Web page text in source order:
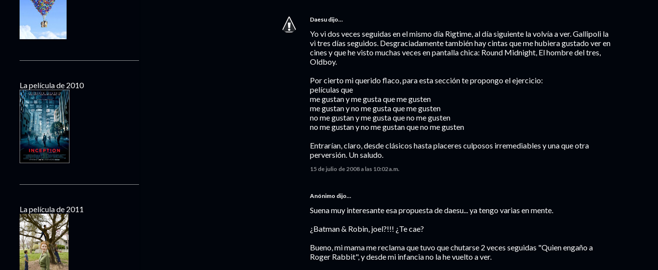
Daesu dijo…
Yo vi dos veces seguidas en el mismo día Rigtime, al día siguiente la volvía a ver. Gallipoli la
vi tres días seguidos. Desgraciadamente también hay cintas que me hubiera gustado ver en
cines y que he visto muchas veces en pantalla chica: Round Midnight, El hombre del tres,
Oldboy.
Por cierto mi querido flaco, para esta sección te propongo el ejercicio:
películas que
me gustan y me gusta que me gusten
me gustan y no me gusta que me gusten
no me gustan y me gusta que no me gusten
no me gustan y no me gustan que no me gusten
Entrarían, claro, desde clásicos hasta placeres culposos irremediables y una que otra
perversión. Un saludo.
15 de julio de 2008 a las 10:02 a.m.
Anónimo dijo…
Suena muy interesante esa propuesta de daesu... ya tengo varias en mente.
¿Batman & Robin, joel?!!! ¿Te cae?
Bueno, mi mama me reclama que tuvo que chutarse 2 veces seguidas "Quien engaño a
Roger Rabbit", y desde mi infancia no la he vuelto a ver.
La película de 2010
La película de 2011